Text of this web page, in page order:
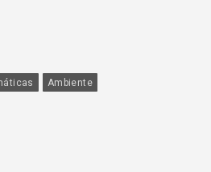
Ambiente